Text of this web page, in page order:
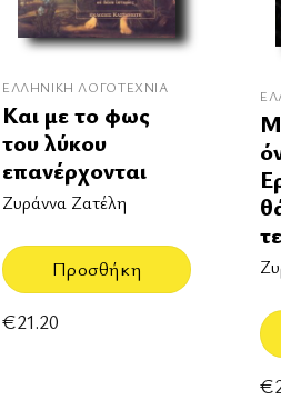
ΕΛΛΗΝΙΚΉ ΛΟΓΟΤΕΧΝΊΑ
Και με το φως
του λύκου
επανέρχονται
Ζυράννα Ζατέλη
Προσθήκη
€21.20
€